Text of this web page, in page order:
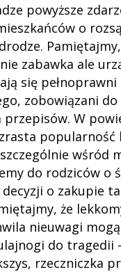
powyższe
o
zabawka ale
się pełnoprawni
zobowiązani do
W
popularność
wśród
do rodziców o
o zakupie
że
nieuwagi
do tragedii
rzeczniczka